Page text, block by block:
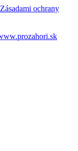
Zásadami ochrany